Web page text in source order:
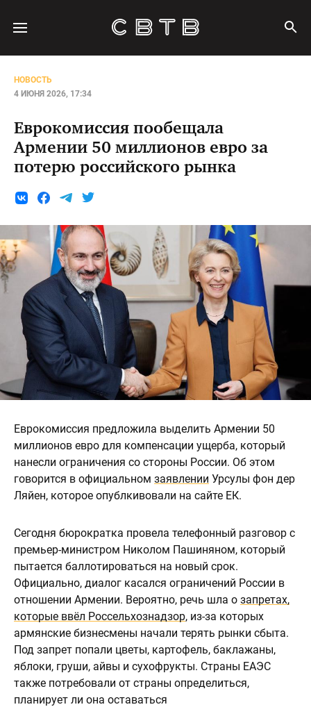
НОВОСТЬ
4 ИЮНЯ 2026, 17:34
Еврокомиссия пообещала
Армении 50 миллионов евро за
потерю российского рынка
Еврокомиссия предложила выделить Армении 50
миллионов евро для компенсации ущерба, который
нанесли ограничения со стороны России. Об этом
говорится в официальном заявлении Урсулы фон дер
Ляйен, которое опублкивовали на сайте ЕК.
Сегодня бюрократка провела телефонный разговор с
премьер-министром Николом Пашиняном, который
пытается баллотироваться на новый срок.
Официально, диалог касался ограничений России в
отношении Армении. Вероятно, речь шла о запретах,
которые ввёл Россельхознадзор, из-за которых
армянские бизнесмены начали терять рынки сбыта.
Под запрет попали цветы, картофель, баклажаны,
яблоки, груши, айвы и сухофрукты. Страны ЕАЭС
также потребовали от страны определиться,
планирует ли она оставаться